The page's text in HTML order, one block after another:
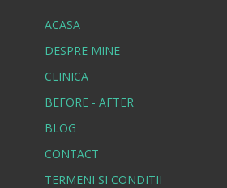
ACASA
DESPRE MINE
CLINICA
BEFORE - AFTER
BLOG
CONTACT
TERMENI SI CONDITII